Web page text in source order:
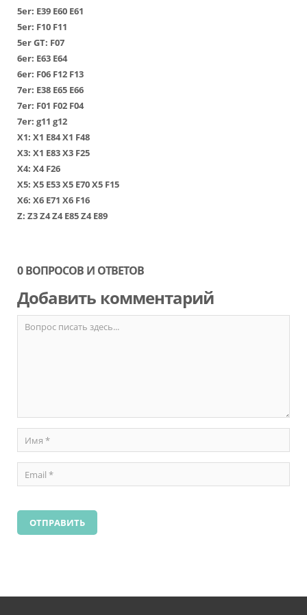
5er: Е39 Е60 Е61
5er: F10 F11
5er GT: F07
6er: Е63 Е64
6er: F06 F12 F13
7er: Е38 Е65 Е66
7er: F01 F02 F04
7er: g11 g12
Х1: Х1 Е84Х1 F48
Х3: Х1 Е83Х3 F25
Х4: Х4 F26
Х5: Х5 Е53Х5 Е70Х5 F15
Х6: Х6 Е71 Х6 F16
Z: Z3Z4Z4 E85Z4 E89
0 ВОПРОСОВ И ОТВЕТОВ
Добавить комментарий